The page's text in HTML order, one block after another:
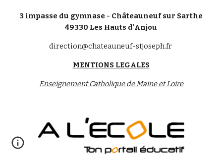
3 impasse du gymnase - Châteauneuf sur Sarthe
49330 Les Hauts d'Anjou
direction@chateauneuf-stjoseph.fr
MENTIONS LEGALES
Enseignement Catholique de Maine et Loire